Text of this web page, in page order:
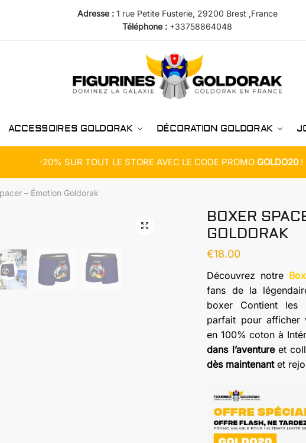
Adresse : 1 rue Petite Fusterie, 29200 Brest ,France
Téléphone : +33758864048
ACCESSOIRES GOLDORAK DÉCORATION GOLDORAK
-20% SUR TOUT LE STORE AVEC LE CODE PROMO GOLDO20!
– Émotion Goldorak
BOXER
GOLDORAK
€18.00
Découvrez notre
fans de la
boxer Contient les
parfait pour afficher
en 100% coton à
dans l’aventureet
dès maintenantet